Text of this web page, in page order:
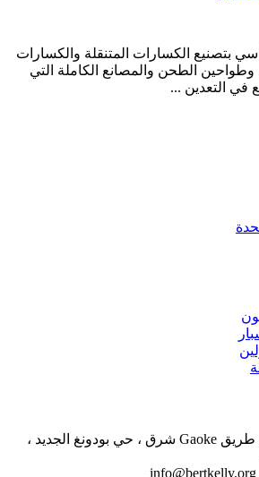
بتصنيع الكسارات المتنقلة والكسارات
وطواحين الطحن والمصانع الكاملة التي
التعدين ...
رقم 1688 ، طريق Gaoke شرق ، حي بودونغ الجديد ،
info@bertkelly.org